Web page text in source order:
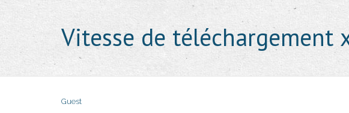
Vitesse de téléchargement
Guest